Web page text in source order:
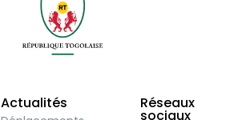
Actualités Réseaux
sociaux